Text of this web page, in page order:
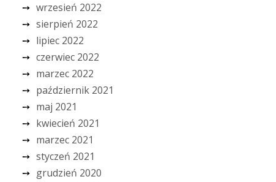
wrzesień 2022
sierpień 2022
lipiec 2022
czerwiec 2022
marzec 2022
październik 2021
maj 2021
kwiecień 2021
marzec 2021
styczeń 2021
grudzień 2020